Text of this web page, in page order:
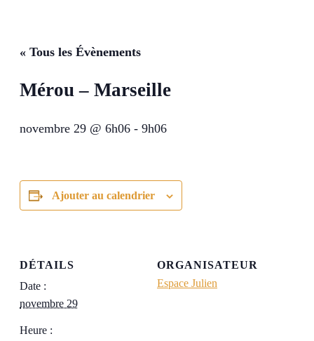
« Tous les Évènements
Mérou – Marseille
novembre 29 @ 6h06 - 9h06
Ajouter au calendrier
DÉTAILS
Date :
novembre 29
Heure :
ORGANISATEUR
Espace Julien